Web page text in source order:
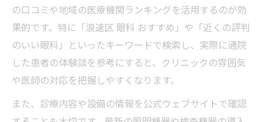
難波周辺で先進設備の眼科を選ぶ理由
照明設備が違う眼科の特徴と強みを探る
照明設備の違いが生む眼科診療の差とは
大阪市浪速区で照明重視の眼科を選ぶコツ
照明設備が強みの眼科の特徴を比較解説
の口コミや地域の医療機関ランキングを活用するのが効
果的です。特に「浪速区 眼科 おすすめ」や「近くの評判
のいい眼科」といったキーワードで検索し、実際に通院
した患者の体験談を参考にすると、クリニックの雰囲気
や医師の対応を把握しやすくなります。
また、診療内容や設備の情報を公式ウェブサイトで確認